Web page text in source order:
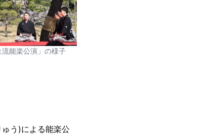
能楽公演」の様子
う)による能楽公